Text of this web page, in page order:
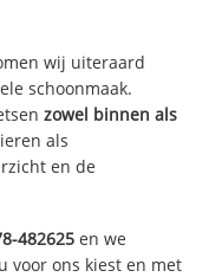
wij uiteraard
schoonmaak.
zowel binnen als
als
en de
482625 en we
voor ons kiest en met